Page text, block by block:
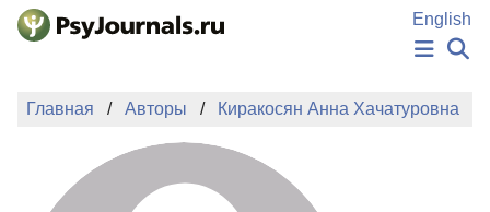
Перейти к основному содержанию
English
НОВОСТИ
АВТОРЫ
ПОДАТЬ РУКОПИСЬ
БАЗА ЗНАНИЙ
Главная Авторы Киракосян Анна Хачатуровна